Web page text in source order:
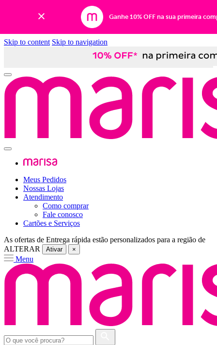
Ganhe 10% OFF na sua primeira
Skip to content Skip to navigation
Meus Pedidos
Nossas Lojas
Atendimento
Como comprar
Fale conosco
Cartões e Serviços
As ofertas de Entrega rápida estão personalizados para a região de
ALTERAR
Ativar ×
Menu